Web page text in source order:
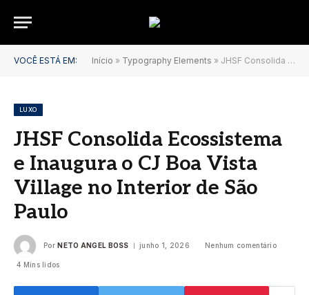
VOCÊ ESTÁ EM: Início » Typography Elements » JHSF Consolida Ecossistema e Inaugura o CJ Boa Vista Village no Interior de São Paulo
LUXO
JHSF Consolida Ecossistema
e Inaugura o CJ Boa Vista
Village no Interior de São
Paulo
Por NETO ANGEL BOSS junho 1, 2026 Nenhum comentário
4 Mins lidos